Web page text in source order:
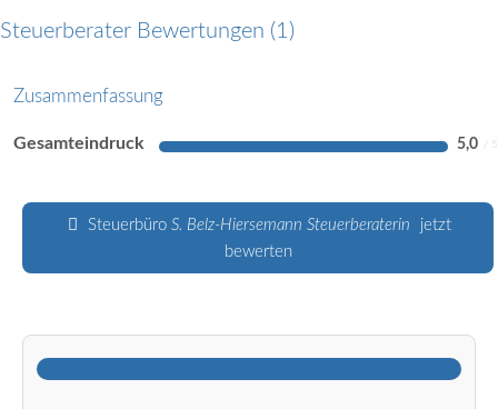
Steuerberater Bewertungen 1
Zusammenfassung
Gesamteindruck 5,0
Steuerbüro S. Belz-Hiersemann Steuerberaterin
jetzt
bewerten